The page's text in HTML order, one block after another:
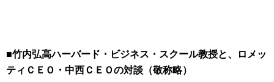
■竹内弘高ハーバード・ビジネス・スクール教授と、ロメッ
ティＣＥＯ・中西ＣＥＯの対談（敬称略）